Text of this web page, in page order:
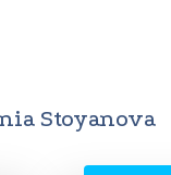
Stoyanova